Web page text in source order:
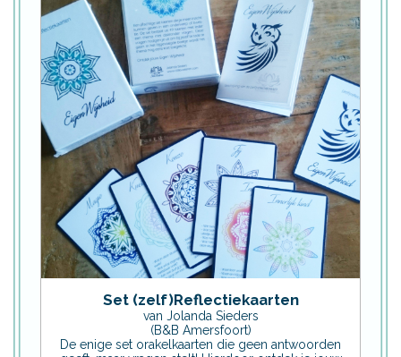
Set (zelf)Reflectiekaarten
van Jolanda Sieders
(B&B Amersfoort)
De enige set orakelkaarten die geen antwoorden